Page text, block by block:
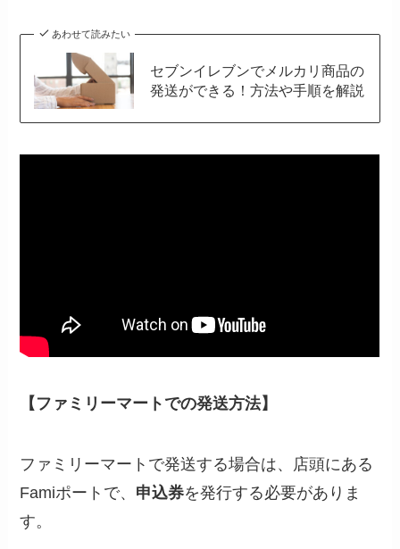
あわせて読みたい
セブンイレブンでメルカリ商品の
発送ができる！方法や手順を解説
【ファミリーマートでの発送方法】
ファミリーマートで発送する場合は、店頭にある
Famiポートで、 申込券を発行する必要がありま
す。